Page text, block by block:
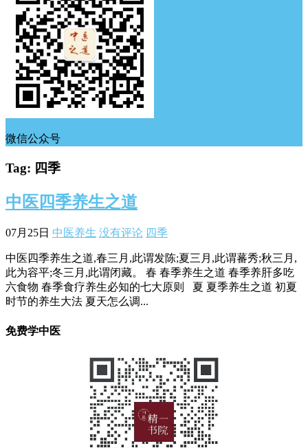
微信公众号
Tag: 四季
中医四季养生之道
07月25日 中医养生 没有评论 四季
中医四季养生之道,春三月,此谓发陈;夏三月,此谓蕃秀;秋三月,
此为容平;冬三月,此谓闭藏。 春 春季养生之道 春季养肝多吃
六食物 春季食疗养生必知的七大原则 夏 夏季养生之道 初夏
时节的养生大法 夏天怎么调...
免费学中医